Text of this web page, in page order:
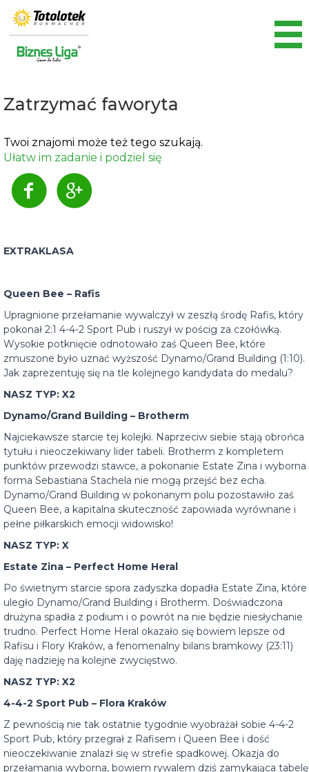
Zatrzymać faworyta
Twoi znajomi może też tego szukają.
Ułatw im zadanie i podziel się
EXTRAKLASA
Queen Bee – Rafis
Upragnione przełamanie wywalczył w zeszłą środę Rafis, który
pokonał 2:1 4-4-2 Sport Pub i ruszył w pościg za czołówką.
Wysokie potknięcie odnotowało zaś Queen Bee, które
zmuszone było uznać wyższość Dynamo/Grand Building (1:10).
Jak zaprezentuję się na tle kolejnego kandydata do medalu?
NASZ TYP: X2
Dynamo/Grand Building – Brotherm
Najciekawsze starcie tej kolejki. Naprzeciw siebie stają obrońca
tytułu i nieoczekiwany lider tabeli. Brotherm z kompletem
punktów przewodzi stawce, a pokonanie Estate Zina i wyborna
forma Sebastiana Stachela nie mogą przejść bez echa.
Dynamo/Grand Building w pokonanym polu pozostawiło zaś
Queen Bee, a kapitalna skuteczność zapowiada wyrównane i
pełne piłkarskich emocji widowisko!
NASZ TYP: X
Estate Zina – Perfect Home Heral
Po świetnym starcie spora zadyszka dopadła Estate Zina, które
uległo Dynamo/Grand Building i Brotherm. Doświadczona
drużyna spadła z podium i o powrót na nie będzie niesłychanie
trudno. Perfect Home Heral okazało się bowiem lepsze od
Rafisu i Flory Kraków, a fenomenalny bilans bramkowy (23:11)
daję nadzieję na kolejne zwycięstwo.
NASZ TYP: X2
4-4-2 Sport Pub – Flora Kraków
Z pewnością nie tak ostatnie tygodnie wyobrażał sobie 4-4-2
Sport Pub, który przegrał z Rafisem i Queen Bee i dość
nieoczekiwanie znalazł się w strefie spadkowej. Okazja do
przełamania wyborna, bowiem rywalem dziś zamykająca tabelę